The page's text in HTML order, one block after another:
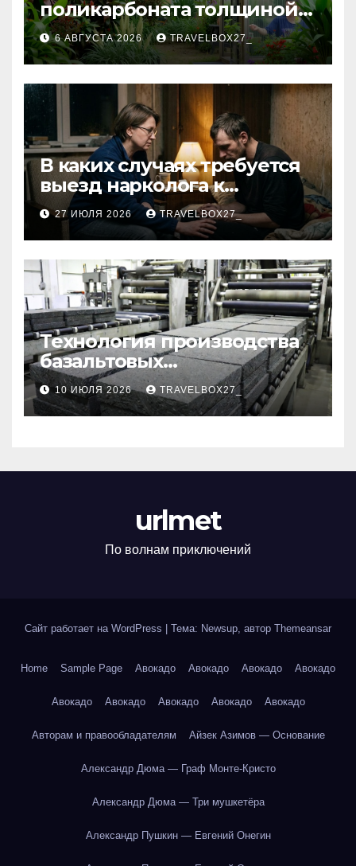
поликарбоната толщиной 4
и 6 мм
6 АВГУСТА 2026 TRAVELBOX27_
В каких случаях требуется
выезд нарколога к
пациенту
27 ИЮЛЯ 2026 TRAVELBOX27_
Технология производства
базальтовых
теплоизоляционных плит
по ГОСТ
10 ИЮЛЯ 2026 TRAVELBOX27_
urlmet
По волнам приключений
Сайт работает на WordPress Тема: Newsup, автор Themeansar
Home Sample Page Авокадо Авокадо Авокадо Авокадо
Авокадо Авокадо Авокадо Авокадо Авокадо
Авторам и правообладателям Айзек Азимов — Основание
Александр Дюма — Граф Монте-Кристо
Александр Дюма — Три мушкетёра
Александр Пушкин — Евгений Онегин